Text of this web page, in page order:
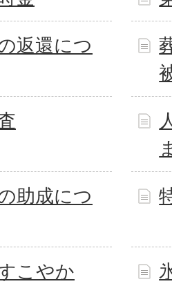
返還につ
助成につ
こやか